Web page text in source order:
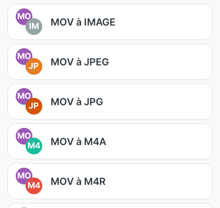
MO
IM
MOV à IMAGE
MO
JP
MOV à JPEG
MO
JP
MOV à JPG
MO
M4
MOV à M4A
MO
M4
MOV à M4R